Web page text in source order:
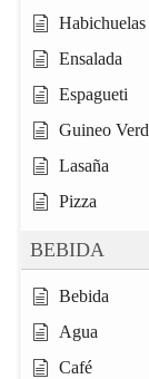
Ensalada
Espagueti
Guineo
Lasaña
Pizza
BEBIDA
Bebida
Agua
Café